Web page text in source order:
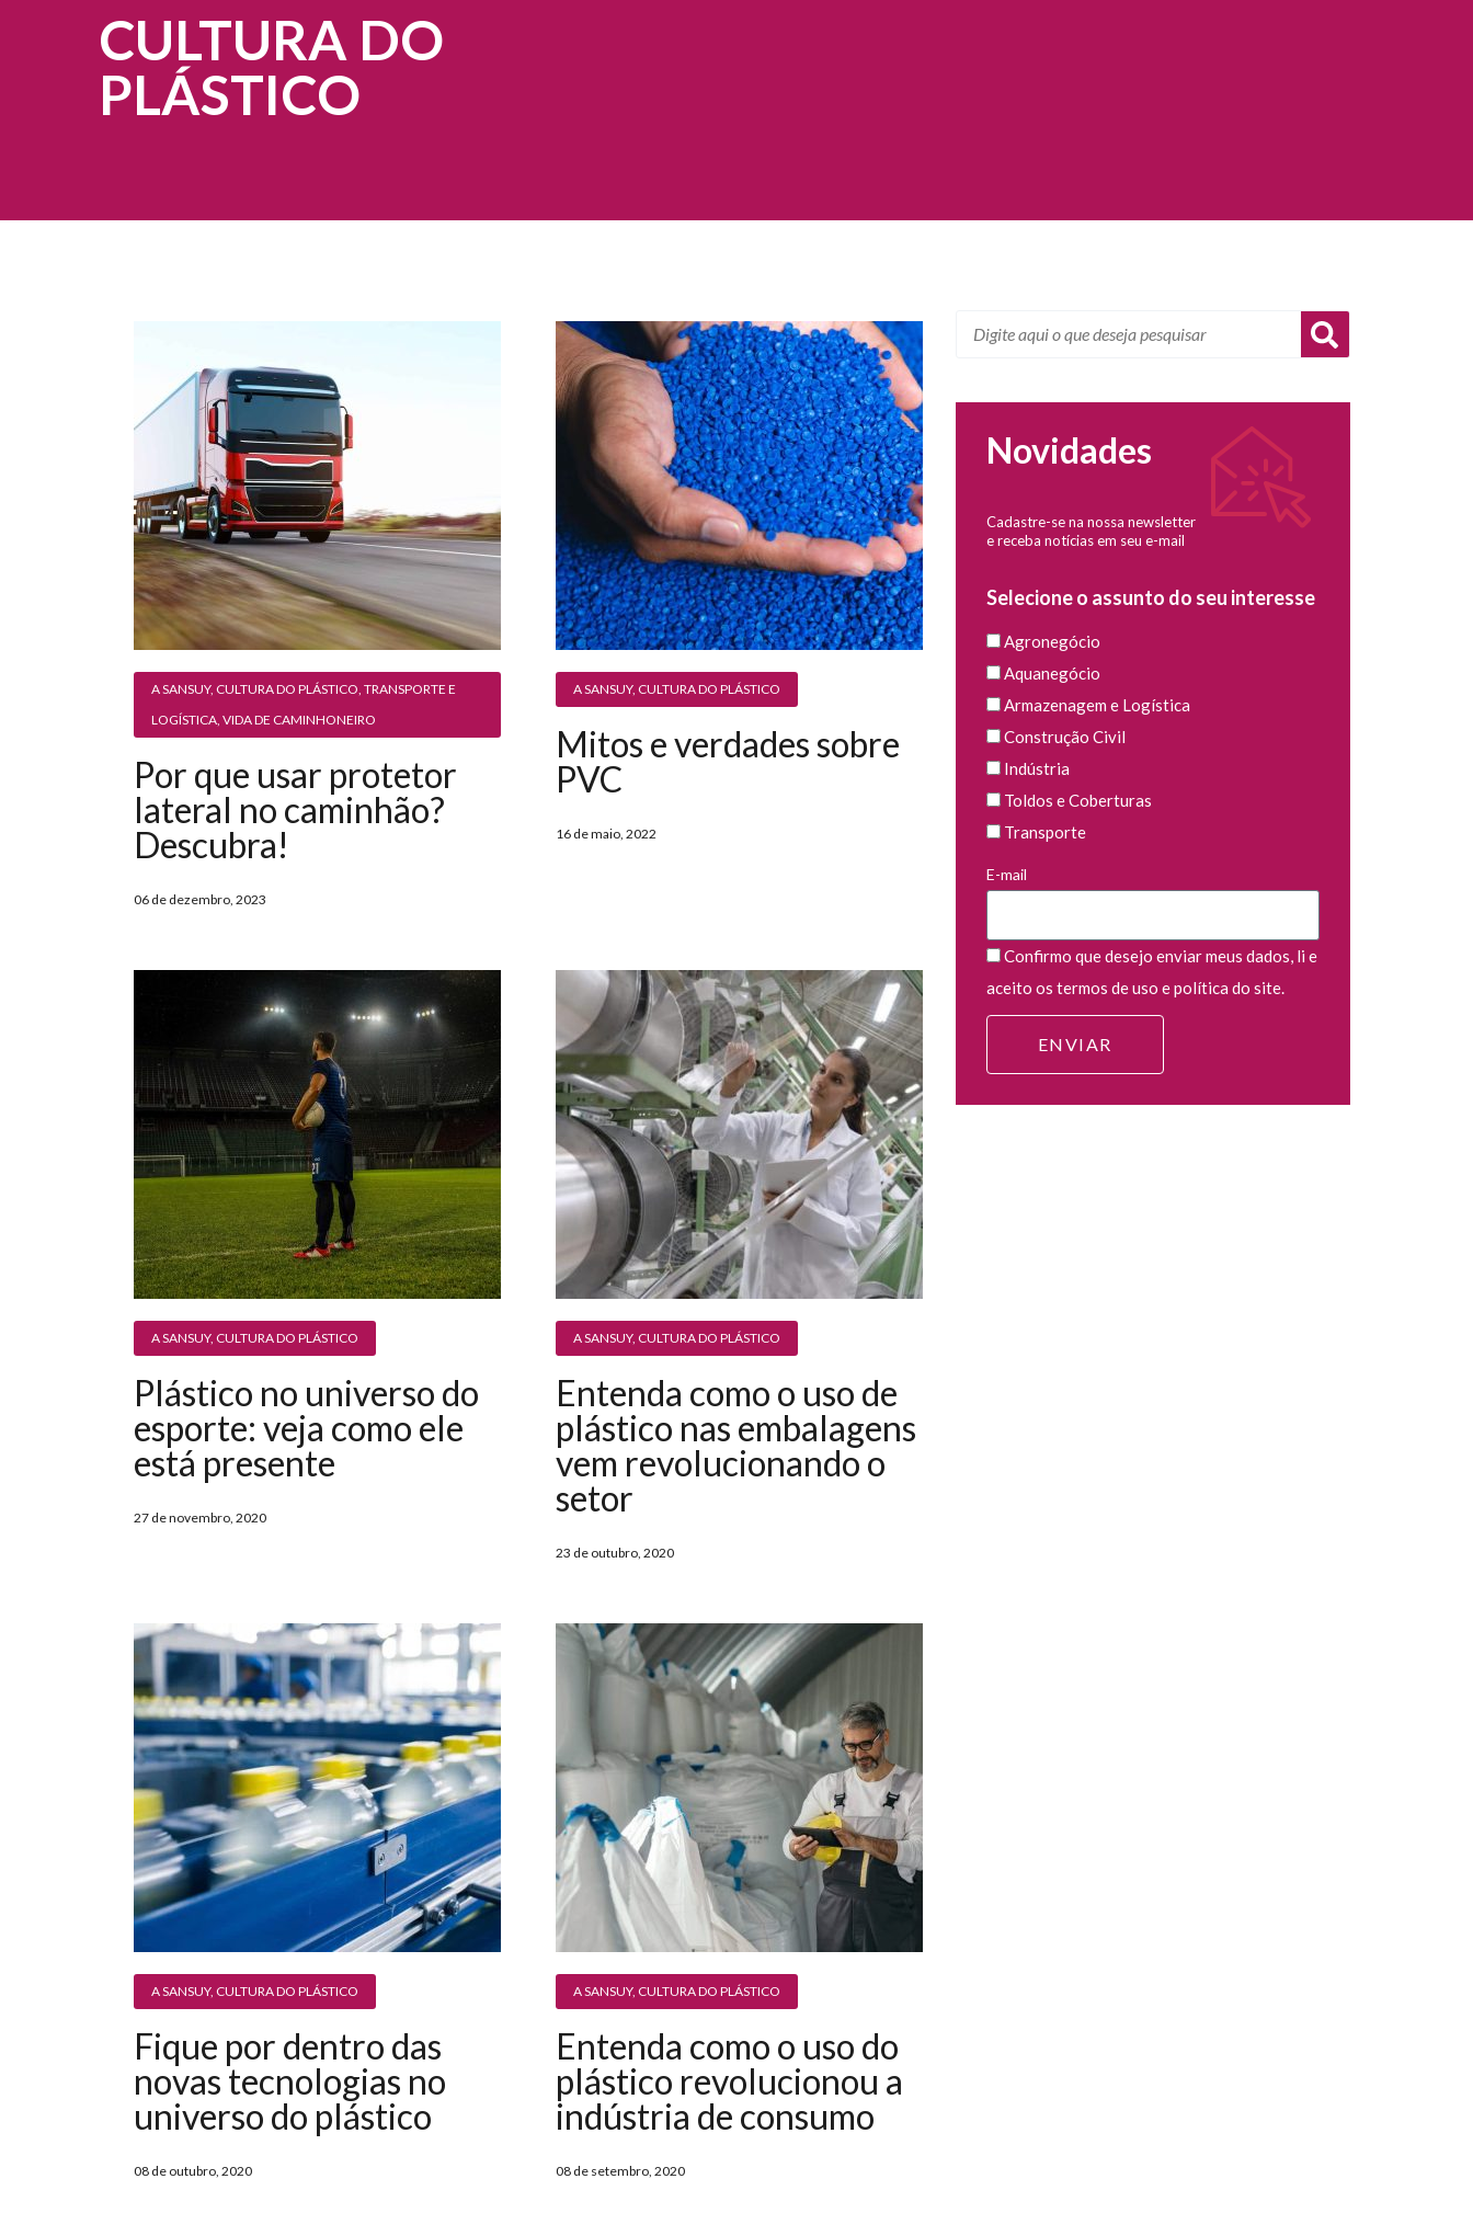
CULTURA DO
PLÁSTICO
A SANSUY, CULTURA DO PLÁSTICO, TRANSPORTE E
LOGÍSTICA, VIDA DE CAMINHONEIRO
Por que usar protetor
lateral no caminhão?
Descubra!
06 de dezembro, 2023
A SANSUY, CULTURA DO PLÁSTICO
Mitos e verdades sobre
PVC
16 de maio, 2022
A SANSUY, CULTURA DO PLÁSTICO
Plástico no universo do
esporte: veja como ele
está presente
27 de novembro, 2020
A SANSUY, CULTURA DO PLÁSTICO
Entenda como o uso de
plástico nas embalagens
vem revolucionando o
setor
23 de outubro, 2020
A SANSUY, CULTURA DO PLÁSTICO
Fique por dentro das
novas tecnologias no
universo do plástico
08 de outubro, 2020
A SANSUY, CULTURA DO PLÁSTICO
Entenda como o uso do
plástico revolucionou a
indústria de consumo
08 de setembro, 2020
Novidades
Cadastre-se na nossa newsletter
e receba notícias em seu e-mail
Selecione o assunto do seu interesse
Agronegócio
Aquanegócio
Armazenagem e Logística
Construção Civil
Indústria
Toldos e Coberturas
Transporte
E-mail
Confirmo que desejo enviar meus dados, li e
aceito os termos de uso e política do site.